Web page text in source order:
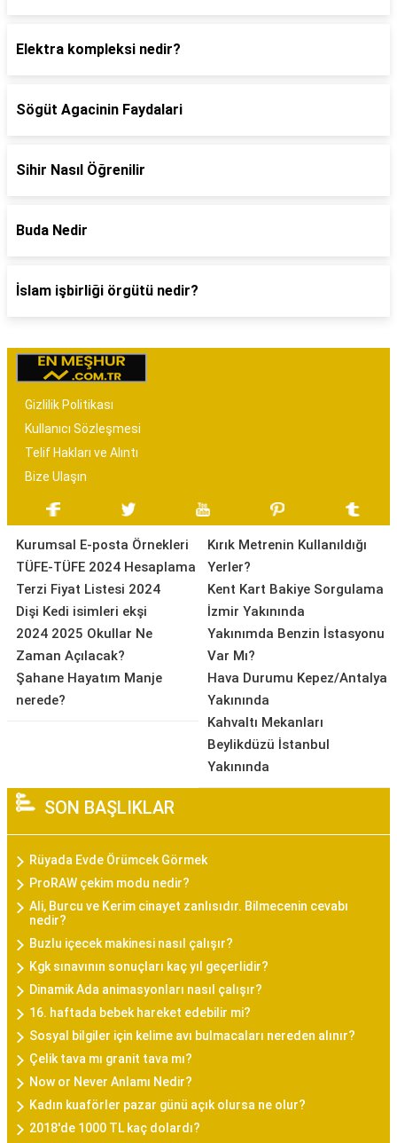
Elektra kompleksi nedir?
Sögüt Agacinin Faydalari
Sihir Nasıl Öğrenilir
Buda Nedir
İslam işbirliği örgütü nedir?
Gizlilik Politikası
Kullanıcı Sözleşmesi
Telif Hakları ve Alıntı
Bize Ulaşın
Kurumsal E-posta Örnekleri
TÜFE-TÜFE 2024 Hesaplama
Terzi Fiyat Listesi 2024
Dişi Kedi isimleri ekşi
2024 2025 Okullar Ne
Zaman Açılacak?
Şahane Hayatım Manje
nerede?
Kırık Metrenin Kullanıldığı
Yerler?
Kent Kart Bakiye Sorgulama
İzmir Yakınında
Yakınımda Benzin İstasyonu
Var Mı?
Hava Durumu Kepez/Antalya
Yakınında
Kahvaltı Mekanları
Beylikdüzü İstanbul
Yakınında
SON BAŞLIKLAR
Rüyada Evde Örümcek Görmek
ProRAW çekim modu nedir?
Ali, Burcu ve Kerim cinayet zanlısıdır. Bilmecenin cevabı
nedir?
Buzlu içecek makinesi nasıl çalışır?
Kgk sınavının sonuçları kaç yıl geçerlidir?
Dinamik Ada animasyonları nasıl çalışır?
16. haftada bebek hareket edebilir mi?
Sosyal bilgiler için kelime avı bulmacaları nereden alınır?
Çelik tava mı granit tava mı?
Now or Never Anlamı Nedir?
Kadın kuaförler pazar günü açık olursa ne olur?
2018'de 1000 TL kaç dolardı?